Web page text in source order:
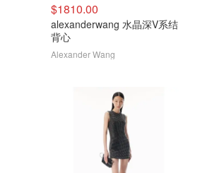
$1810.00
alexanderwang 水晶深V系结
背心
Alexander Wang